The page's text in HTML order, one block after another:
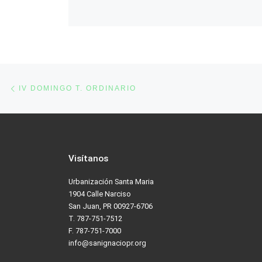
Post navigation
IV DOMINGO T. ORDINARIO
Visítanos
Urbanización Santa Maria
1904 Calle Narciso
San Juan, PR 00927-6706
T. 787-751-7512
F. 787-751-7000
info@sanignaciopr.org